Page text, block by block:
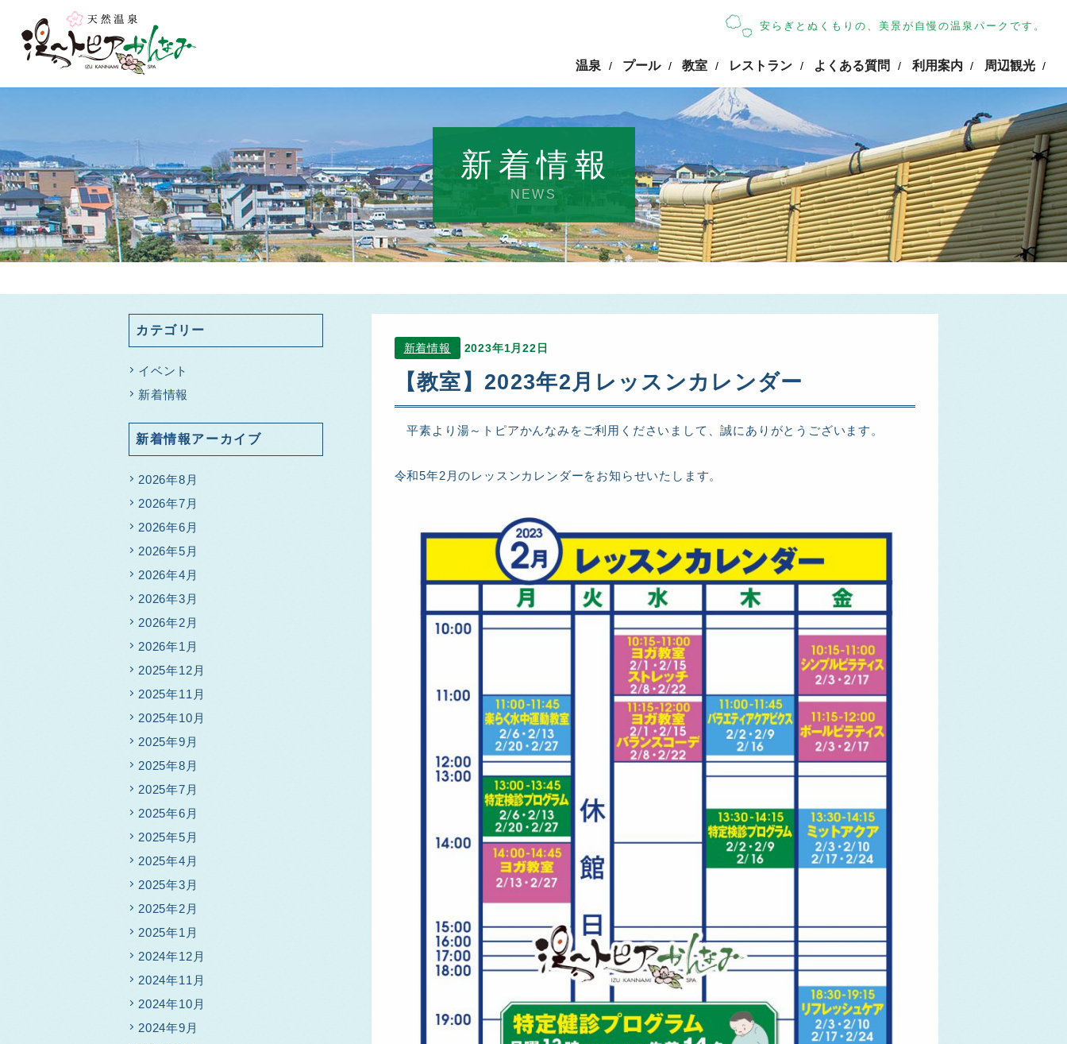
安らぎとぬくもりの、美景が自慢の温泉パークです。
温泉 / プール / 教室 / レストラン / よくある質問 / 利用案内 / 周辺観光 /
新着情報
NEWS
新着情報 2023年1月22日
【教室】2023年2月レッスンカレンダー
平素より湯～トピアかんなみをご利用くださいまして、誠にありがとうございます。
令和5年2月のレッスンカレンダーをお知らせいたします。
カテゴリー
イベント
新着情報
新着情報アーカイブ
2026年8月
2026年7月
2026年6月
2026年5月
2026年4月
2026年3月
2026年2月
2026年1月
2025年12月
2025年11月
2025年10月
2025年9月
2025年8月
2025年7月
2025年6月
2025年5月
2025年4月
2025年3月
2025年2月
2025年1月
2024年12月
2024年11月
2024年10月
2024年9月